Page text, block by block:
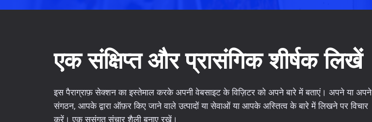
एक संक्षिप्त और प्रासंगिक शीर्षक लिखें
इस पैराग्राफ़ सेक्शन का इस्तेमाल करके अपनी वेबसाइट के विज़िटर को अपने बारे में बताएं। अपने या अपने
संगठन, आपके द्वारा ऑफ़र किए जाने वाले उत्पादों या सेवाओं या आपके अस्तित्व के बारे में लिखने पर विचार
करें। एक सुसंगत संचार शैली बनाए रखें।